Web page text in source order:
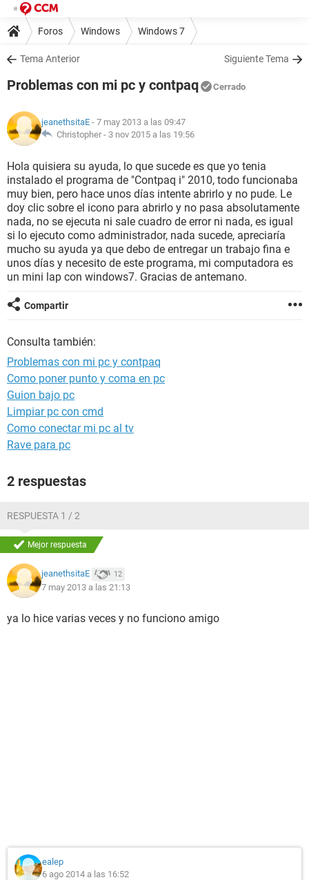
Foros Windows Windows 7
Tema Anterior Siguiente Tema
Problemas con mi pc y contpaq Cerrado
jeanethsitaE - 7 may 2013 a las 09:47
Christopher - 3 nov 2015 a las 19:56
Hola quisiera su ayuda, lo que sucede es que yo tenia
instalado el programa de "Contpaq i" 2010, todo funcionaba
muy bien, pero hace unos días intente abrirlo y no pude. Le
doy clic sobre el icono para abrirlo y no pasa absolutamente
nada, no se ejecuta ni sale cuadro de error ni nada, es igual
si lo ejecuto como administrador, nada sucede, apreciaría
mucho su ayuda ya que debo de entregar un trabajo fina e
unos días y necesito de este programa, mi computadora es
un mini lap con windows7. Gracias de antemano.
Compartir
Consulta también:
Problemas con mi pc y contpaq
Como poner punto y coma en pc
Guion bajo pc
Limpiar pc con cmd
Como conectar mi pc al tv
Rave para pc
2 respuestas
RESPUESTA 1 / 2
Mejor respuesta
jeanethsitaE 12
7 may 2013 a las 21:13
ya lo hice varias veces y no funciono amigo
ealep
6 ago 2014 a las 16:52